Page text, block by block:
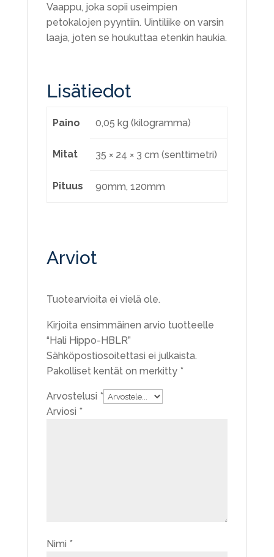
Vaappu, joka sopii useimpien
petokalojen pyyntiin. Uintiliike on varsin
laaja, joten se houkuttaa etenkin haukia.
Lisätiedot
Paino 0,05 kg (kilogramma)
Mitat 35 × 24 × 3 cm (senttimetri)
Pituus 90mm, 120mm
Arviot
Tuotearvioita ei vielä ole.
Kirjoita ensimmäinen arvio tuotteelle
“Hali Hippo-HBLR”
Sähköpostiosoitettasi ei julkaista.
Pakolliset kentät on merkitty *
Arvostelusi *
Arviosi *
Nimi *